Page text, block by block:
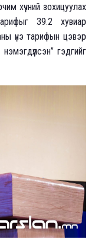
хүчний зохицуулах
39.2 хувиар
үнэ тарифын цэвэр
гэдгийг